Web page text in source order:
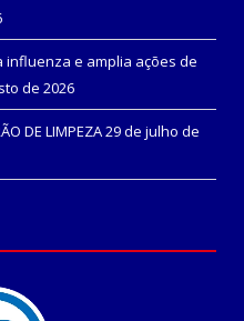
influenza e amplia ações de
de 2026
DE LIMPEZA29 de julho de